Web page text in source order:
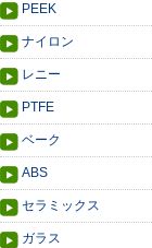
PEEK
ナイロン
レニー
PTFE
ベーク
ABS
セラミックス
ガラス